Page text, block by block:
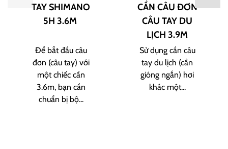
TAY SHIMANO
5H 3.6M
Để bắt đầu câu
đơn (câu tay) với
một chiếc cần
3.6m, bạn cần
chuẩn bị bộ...
CẦN CÂU ĐƠN
CÂU TAY DU
LỊCH 3.9M
Sử dụng cần câu
tay du lịch (cần
gióng ngắn) hơi
khác một...